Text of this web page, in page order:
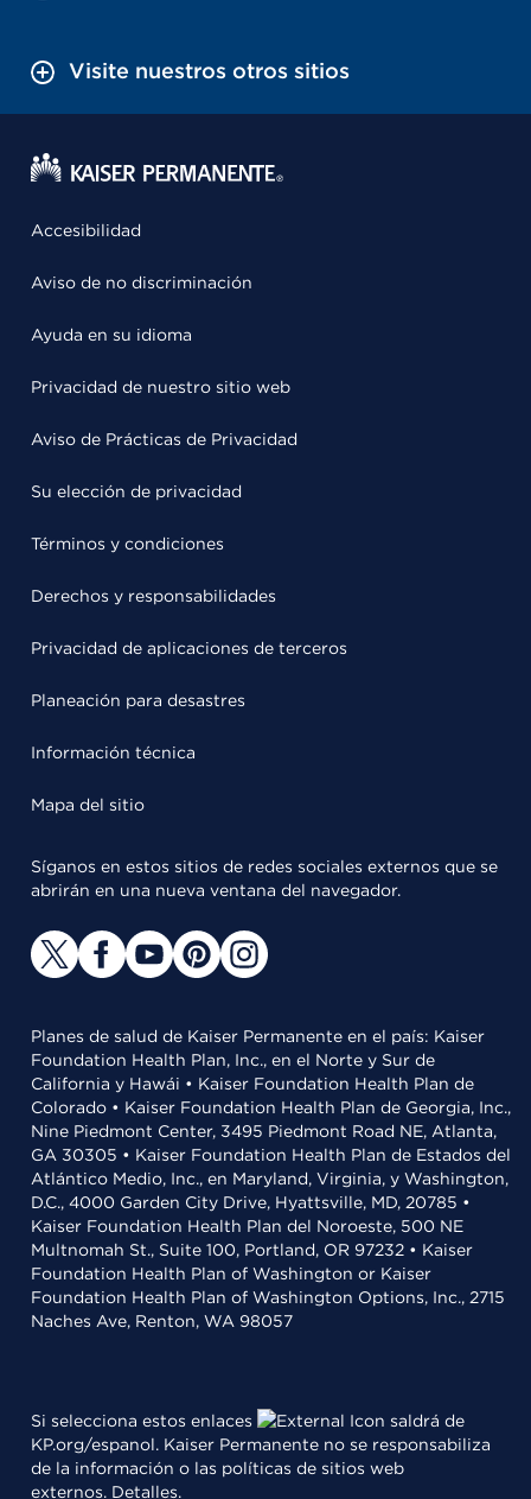
Visite nuestros otros sitios
Accesibilidad
Aviso de no discriminación
Ayuda en su idioma
Privacidad de nuestro sitio web
Aviso de Prácticas de Privacidad
Su elección de privacidad
Términos y condiciones
Derechos y responsabilidades
Privacidad de aplicaciones de terceros
Planeación para desastres
Información técnica
Mapa del sitio
Síganos en estos sitios de redes sociales externos que se
abrirán en una nueva ventana del navegador.
Planes de salud de Kaiser Permanente en el país: Kaiser
Foundation Health Plan, Inc., en el Norte y Sur de
California y Hawái • Kaiser Foundation Health Plan de
Colorado • Kaiser Foundation Health Plan de Georgia, Inc.,
Nine Piedmont Center, 3495 Piedmont Road NE, Atlanta,
GA 30305 • Kaiser Foundation Health Plan de Estados del
Atlántico Medio, Inc., en Maryland, Virginia, y Washington,
D.C., 4000 Garden City Drive, Hyattsville, MD, 20785 •
Kaiser Foundation Health Plan del Noroeste, 500 NE
Multnomah St., Suite 100, Portland, OR 97232 • Kaiser
Foundation Health Plan of Washington or Kaiser
Foundation Health Plan of Washington Options, Inc., 2715
Naches Ave, Renton, WA 98057
Si selecciona estos enlaces
saldrá de
KP.org/espanol. Kaiser Permanente no se responsabiliza
de la información o las políticas de sitios web
externos. Detalles.